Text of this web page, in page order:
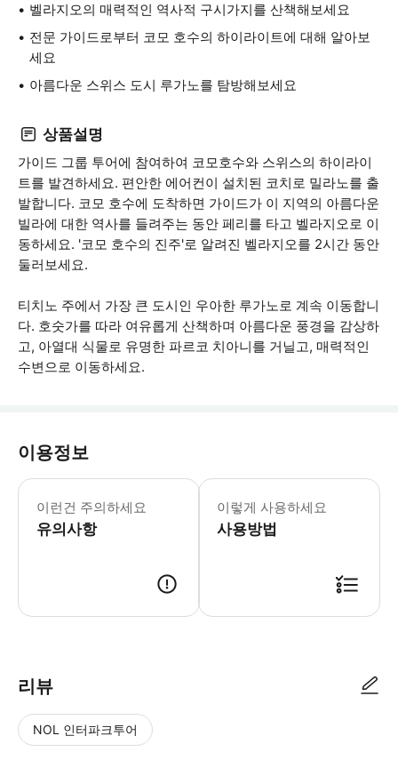
벨라지오의 매력적인 역사적 구시가지를 산책해보세요
전문 가이드로부터 코모 호수의 하이라이트에 대해 알아보
세요
아름다운 스위스 도시 루가노를 탐방해보세요
상품설명
가이드 그룹 투어에 참여하여 코모호수와 스위스의 하이라이
트를 발견하세요. 편안한 에어컨이 설치된 코치로 밀라노를 출
발합니다. 코모 호수에 도착하면 가이드가 이 지역의 아름다운
빌라에 대한 역사를 들려주는 동안 페리를 타고 벨라지오로 이
동하세요. '코모 호수의 진주'로 알려진 벨라지오를 2시간 동안
둘러보세요.
티치노 주에서 가장 큰 도시인 우아한 루가노로 계속 이동합니
다. 호숫가를 따라 여유롭게 산책하며 아름다운 풍경을 감상하
고, 아열대 식물로 유명한 파르코 치아니를 거닐고, 매력적인
수변으로 이동하세요.
이용정보
이런건 주의하세요
유의사항
현재 유효한 여권이 필요합니다. 또는
이렇게 사용하세요
사용방법
리뷰
NOL 인터파크투어